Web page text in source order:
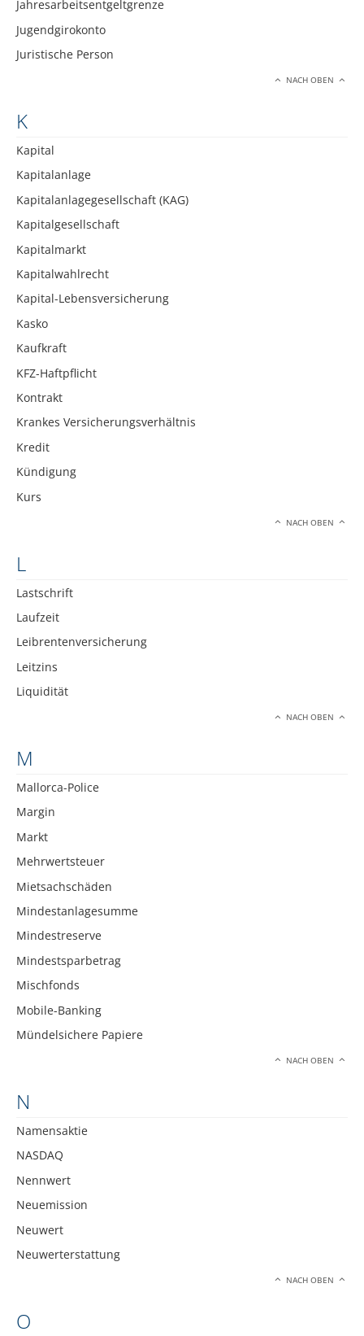
Jahresarbeitsentgeltgrenze
Jugendgirokonto
Juristische Person
NACH OBEN
K
Kapital
Kapitalanlage
Kapitalanlagegesellschaft (KAG)
Kapitalgesellschaft
Kapitalmarkt
Kapitalwahlrecht
Kapital-Lebensversicherung
Kasko
Kaufkraft
KFZ-Haftpflicht
Kontrakt
Krankes Versicherungsverhältnis
Kredit
Kündigung
Kurs
NACH OBEN
L
Lastschrift
Laufzeit
Leibrentenversicherung
Leitzins
Liquidität
NACH OBEN
M
Mallorca-Police
Margin
Markt
Mehrwertsteuer
Mietsachschäden
Mindestanlagesumme
Mindestreserve
Mindestsparbetrag
Mischfonds
Mobile-Banking
Mündelsichere Papiere
NACH OBEN
N
Namensaktie
NASDAQ
Nennwert
Neuemission
Neuwert
Neuwerterstattung
NACH OBEN
O